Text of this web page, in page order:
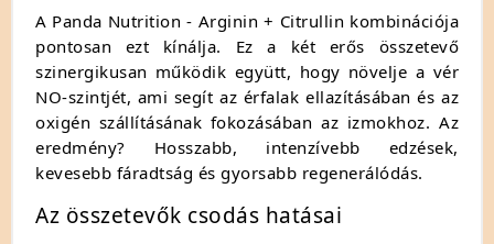
A Panda Nutrition - Arginin + Citrullin kombinációja
pontosan ezt kínálja. Ez a két erős összetevő
szinergikusan működik együtt, hogy növelje a vér
NO-szintjét, ami segít az érfalak ellazításában és az
oxigén szállításának fokozásában az izmokhoz. Az
eredmény? Hosszabb, intenzívebb edzések,
kevesebb fáradtság és gyorsabb regenerálódás.
Az összetevők csodás hatásai